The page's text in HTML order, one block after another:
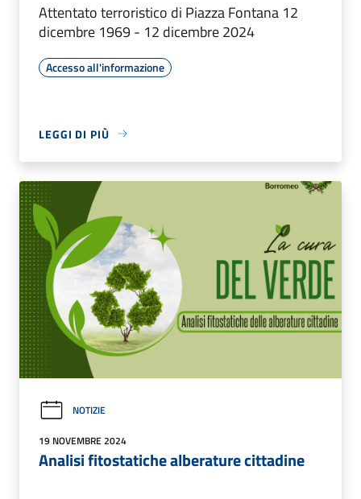
Attentato terroristico di Piazza Fontana 12
dicembre 1969 - 12 dicembre 2024
Accesso all'informazione
LEGGI DI PIÙ
NOTIZIE
19 NOVEMBRE 2024
Analisi fitostatiche alberature cittadine